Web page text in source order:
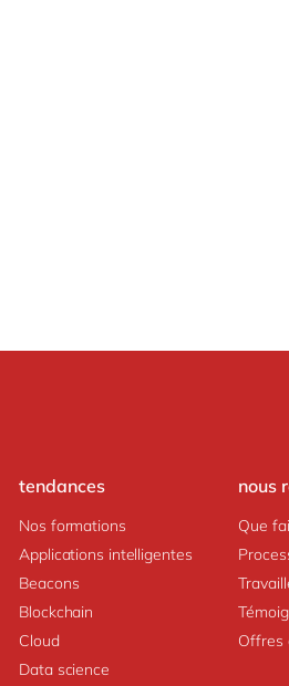
tendances
Nos formations
Applications intelligentes
Beacons
Blockchain
Cloud
Data science
nous
Que
Offres